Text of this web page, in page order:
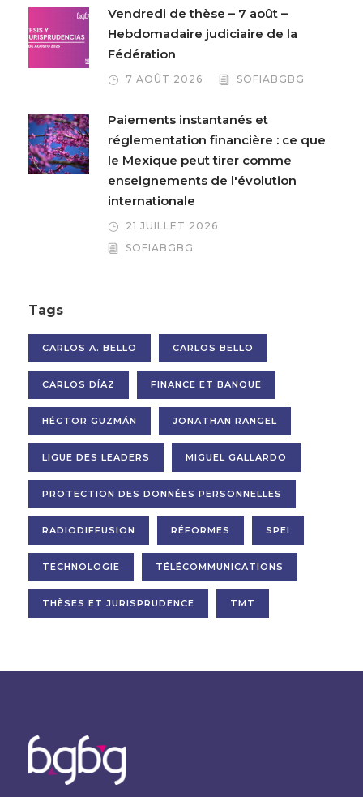
Vendredi de thèse – 7 août –
Hebdomadaire judiciaire de la
Fédération
7 AOÛT 2026 SOFIABGBG
Paiements instantanés et
réglementation financière : ce que
le Mexique peut tirer comme
enseignements de l'évolution
internationale
21 JUILLET 2026
SOFIABGBG
Tags
CARLOS A. BELLO CARLOS BELLO
CARLOS DÍAZ FINANCE ET BANQUE
HÉCTOR GUZMÁN JONATHAN RANGEL
LIGUE DES LEADERS MIGUEL GALLARDO
PROTECTION DES DONNÉES PERSONNELLES
RADIODIFFUSION RÉFORMES SPEI
TECHNOLOGIE TÉLÉCOMMUNICATIONS
THÈSES ET JURISPRUDENCE TMT